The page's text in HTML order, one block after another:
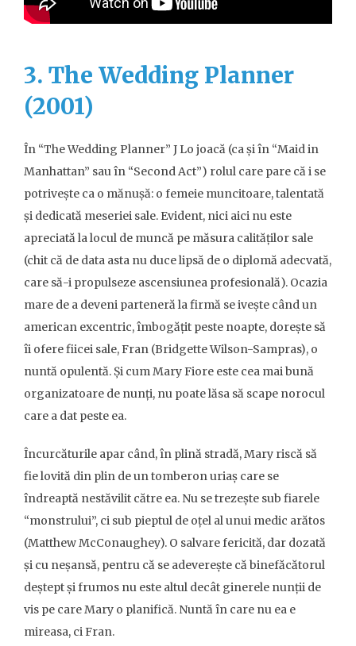
3. The Wedding Planner
(2001)
În “The Wedding Planner” J Lo joacă (ca și în “Maid in
Manhattan” sau în “Second Act”) rolul care pare că i se
potrivește ca o mănușă: o femeie muncitoare, talentată
și dedicată meseriei sale. Evident, nici aici nu este
apreciată la locul de muncă pe măsura calităților sale
(chit că de data asta nu duce lipsă de o diplomă adecvată,
care să-i propulseze ascensiunea profesională). Ocazia
mare de a deveni parteneră la firmă se ivește când un
american excentric, îmbogățit peste noapte, dorește să
îi ofere fiicei sale, Fran (Bridgette Wilson-Sampras), o
nuntă opulentă. Și cum Mary Fiore este cea mai bună
organizatoare de nunți, nu poate lăsa să scape norocul
care a dat peste ea.
Încurcăturile apar când, în plină stradă, Mary riscă să
fie lovită din plin de un tomberon uriaș care se
îndreaptă nestăvilit către ea. Nu se trezește sub fiarele
“monstrului”, ci sub pieptul de oțel al unui medic arătos
(Matthew McConaughey). O salvare fericită, dar dozată
și cu neșansă, pentru că se adeverește că binefăcătorul
deștept și frumos nu este altul decât ginerele nunții de
vis pe care Mary o planifică. Nuntă în care nu ea e
mireasa, ci Fran.